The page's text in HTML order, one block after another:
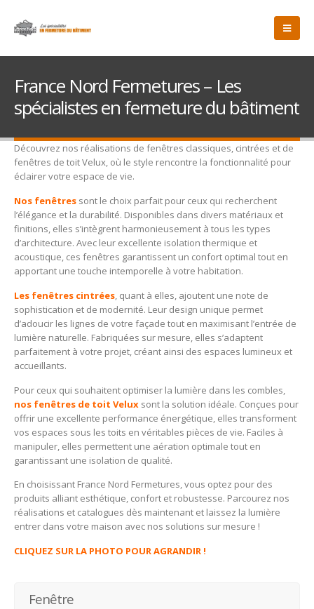
France Nord Fermetures – Les
spécialistes en fermeture du bâtiment
Découvrez nos réalisations de fenêtres classiques, cintrées et de
fenêtres de toit Velux, où le style rencontre la fonctionnalité pour
éclairer votre espace de vie.
Nos fenêtres sont le choix parfait pour ceux qui recherchent
l’élégance et la durabilité. Disponibles dans divers matériaux et
finitions, elles s’intègrent harmonieusement à tous les types
d’architecture. Avec leur excellente isolation thermique et
acoustique, ces fenêtres garantissent un confort optimal tout en
apportant une touche intemporelle à votre habitation.
Les fenêtres cintrées, quant à elles, ajoutent une note de
sophistication et de modernité. Leur design unique permet
d’adoucir les lignes de votre façade tout en maximisant l’entrée de
lumière naturelle. Fabriquées sur mesure, elles s’adaptent
parfaitement à votre projet, créant ainsi des espaces lumineux et
accueillants.
Pour ceux qui souhaitent optimiser la lumière dans les combles,
nos fenêtres de toit Velux sont la solution idéale. Conçues pour
offrir une excellente performance énergétique, elles transforment
vos espaces sous les toits en véritables pièces de vie. Faciles à
manipuler, elles permettent une aération optimale tout en
garantissant une isolation de qualité.
En choisissant France Nord Fermetures, vous optez pour des
produits alliant esthétique, confort et robustesse. Parcourez nos
réalisations et catalogues dès maintenant et laissez la lumière
entrer dans votre maison avec nos solutions sur mesure !
CLIQUEZ SUR LA PHOTO POUR AGRANDIR !
Fenêtre